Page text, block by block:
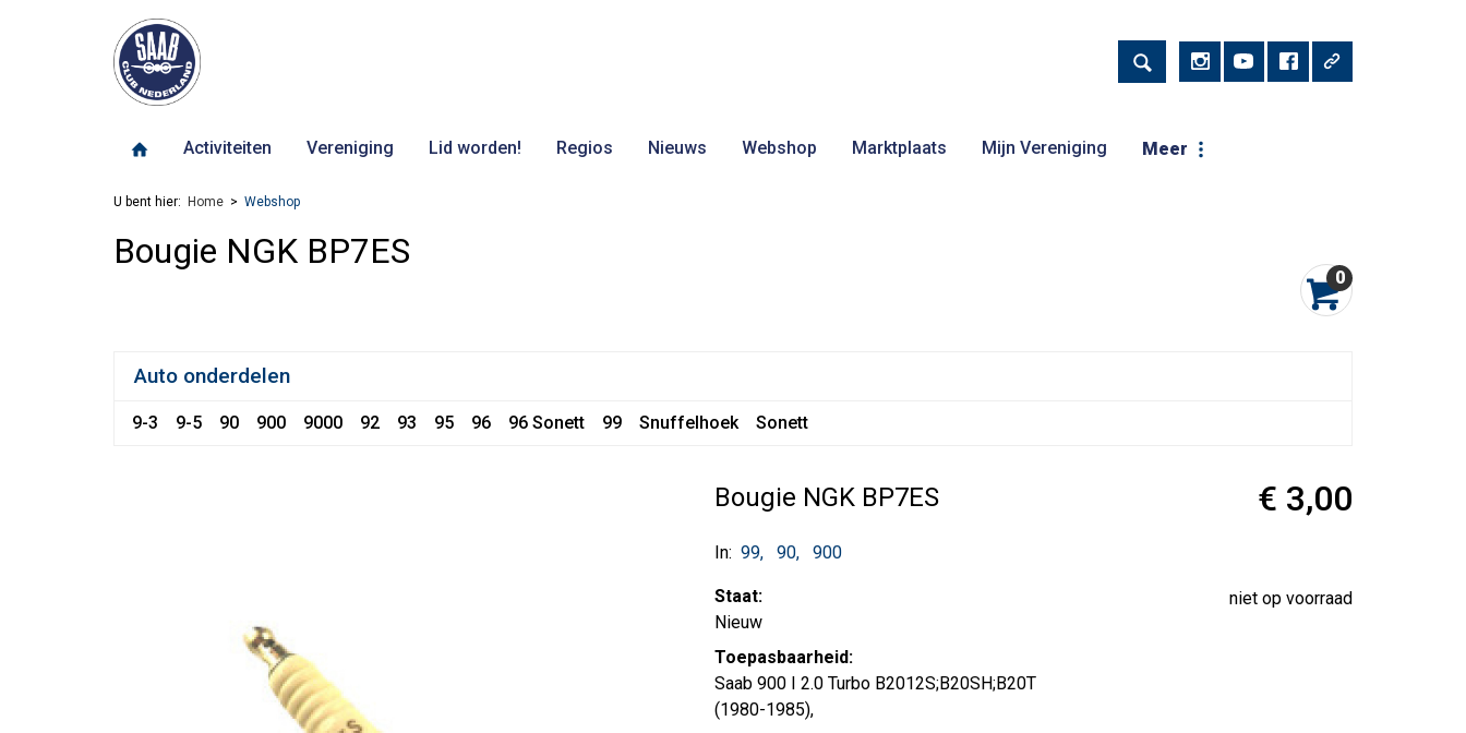
Activiteiten Vereniging Lid worden! Regios Nieuws Webshop Marktplaats Mijn Vereniging Meer
U bent hier: Home Webshop
Bougie NGK BP7ES
0
Auto onderdelen
9-3 9-5 90 900 9000 92 93 95 96 96 Sonett 99 Snuffelhoek Sonett
Bougie NGK BP7ES
In: 99 90 900
Staat:
Nieuw
Toepasbaarheid:
Saab 900 I 2.0 Turbo B2012S;B20SH;B20T
(1980-1985),
€ 3,00
niet op voorraad